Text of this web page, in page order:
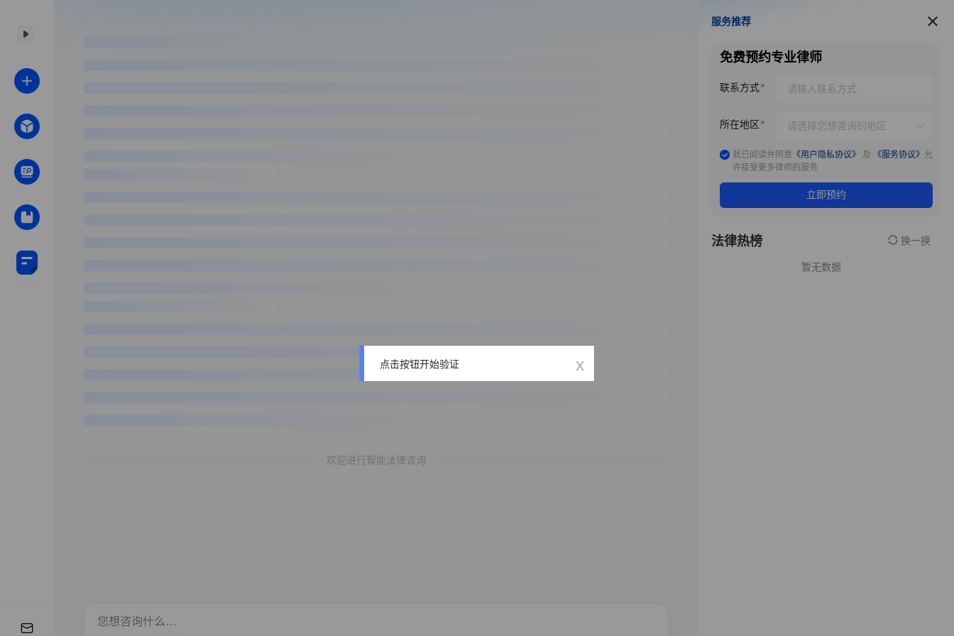
欢迎进行智能法律咨询
服务推荐
服务推荐
免费预约专业律师
联系方式
所在地区
我已阅读并同意 《用户隐私协议》 及 《服务协议》 允
许接受更多律师的服务
立即预约
法律热榜 换一换
暂无数据
点击按钮开始验证 x